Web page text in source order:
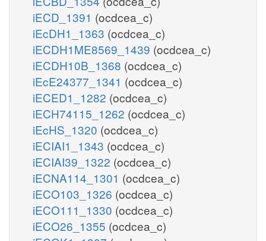
iECD_1391 (ocdcea_c)
iEcDH1_1363 (ocdcea_c)
iECDH1ME8569_1439 (ocdcea_c)
iECDH10B_1368 (ocdcea_c)
iEcE24377_1341 (ocdcea_c)
iECED1_1282 (ocdcea_c)
iECH74115_1262 (ocdcea_c)
iEcHS_1320 (ocdcea_c)
iECIAI1_1343 (ocdcea_c)
iECIAI39_1322 (ocdcea_c)
iECNA114_1301 (ocdcea_c)
iECO103_1326 (ocdcea_c)
iECO111_1330 (ocdcea_c)
iECO26_1355 (ocdcea_c)